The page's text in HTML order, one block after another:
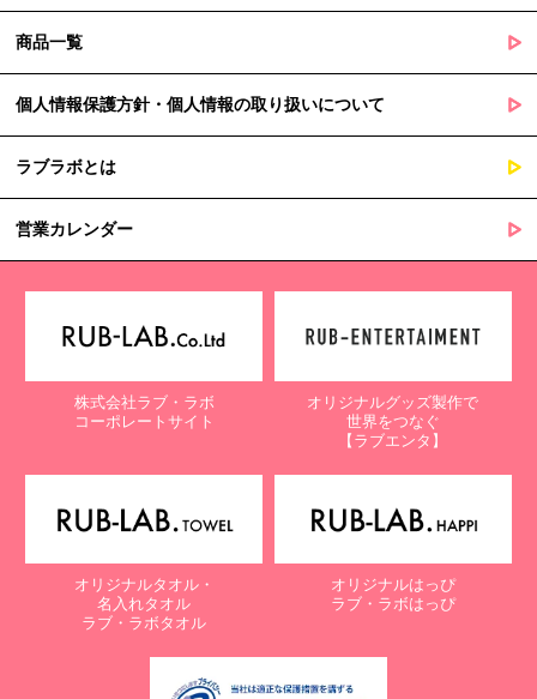
商品一覧
個人情報保護方針・個人情報の取り扱いについて
ラブラボとは
営業カレンダー
株式会社ラブ・ラボ
コーポレートサイト
オリジナルグッズ製作で
世界をつなぐ
【ラブエンタ】
オリジナルタオル・
名入れタオル
ラブ・ラボタオル
オリジナルはっぴ
ラブ・ラボはっぴ